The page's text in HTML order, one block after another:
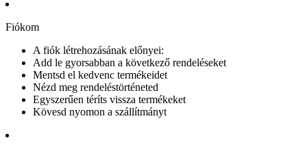
Fiókom
A fiók létrehozásának előnyei:
Add le gyorsabban a következő rendeléseket
Mentsd el kedvenc termékeidet
Nézd meg rendeléstörténeted
Egyszerűen téríts vissza termékeket
Kövesd nyomon a szállítmányt